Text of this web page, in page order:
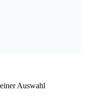
Auswahl